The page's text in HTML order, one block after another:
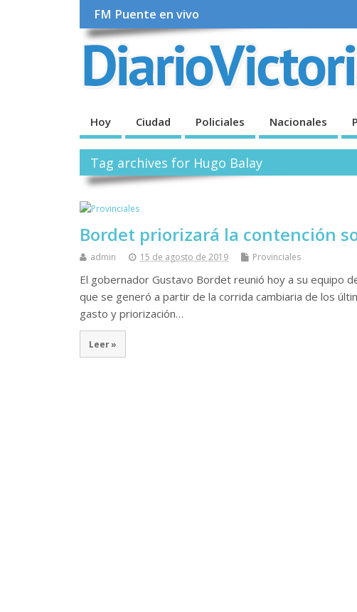
FM Puente en vivo
Hoy Ciudad Policiales Nacionales
Tag archives for Hugo Balay
Bordet priorizará la contención
admin 15 de agosto de 2019 Provinciales
El gobernador Gustavo Bordet reunió hoy a su equipo
que se generó a partir de la corrida cambiaria de los
gasto y priorización…
Leer »